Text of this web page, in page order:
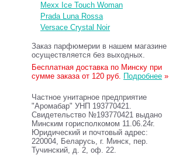
Mexx Ice Touch Woman
Prada Luna Rossa
Versace Crystal Noir
Заказ парфюмерии в нашем магазине
осуществляется без выходных.
Бесплатная доставка по Минску при
сумме заказа от 120 руб. Подробнее »
Частное унитарное предприятие
"Аромабар" УНП 193770421.
Свидетельство №193770421 выдано
Минским горисполкомом 11.06.24г.
Юридический и почтовый адрес:
220004, Беларусь, г. Минск, пер.
Тучинский, д. 2, оф. 22.